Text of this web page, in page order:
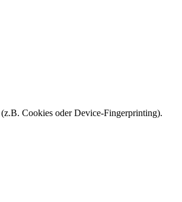
Cookies oder Device-Fingerprinting).